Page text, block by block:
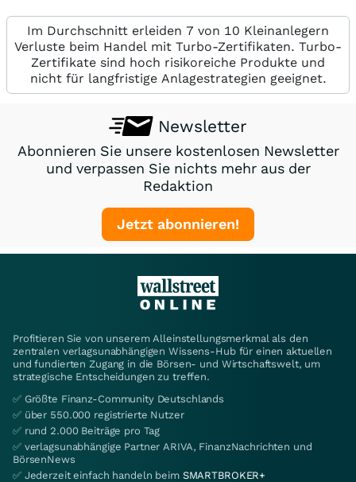
Im Durchschnitt erleiden 7 von 10 Kleinanlegern
Verluste beim Handel mit Turbo-Zertifikaten. Turbo-
Zertifikate sind hoch risikoreiche Produkte und
nicht für langfristige Anlagestrategien geeignet.
Newsletter
Abonnieren Sie unsere kostenlosen Newsletter
und verpassen Sie nichts mehr aus der
Redaktion
Jetzt abonnieren!
Profitieren Sie von unserem Alleinstellungsmerkmal als den
zentralen verlagsunabhängigen Wissens-Hub für einen aktuellen
und fundierten Zugang in die Börsen- und Wirtschaftswelt, um
strategische Entscheidungen zu treffen.
✅ Größte Finanz-Community Deutschlands
✅ über 550.000 registrierte Nutzer
✅ rund 2.000 Beiträge pro Tag
✅ verlagsunabhängige Partner ARIVA, FinanzNachrichten und
BörsenNews
✅ Jederzeit einfach handeln beim SMARTBROKER+